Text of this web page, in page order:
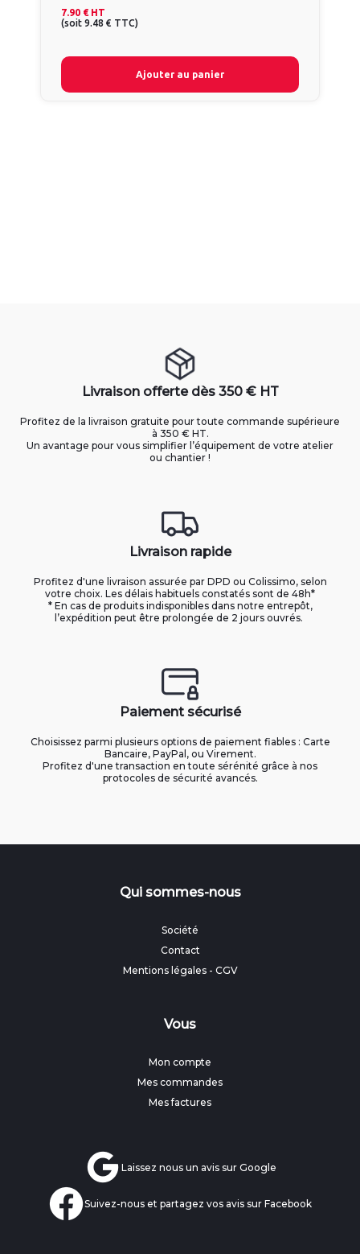
7.90 € HT
(soit 9.48 € TTC)
Ajouter au panier
Livraison offerte dès 350 € HT
Profitez de la livraison gratuite pour toute commande supérieure
à 350 € HT.
Un avantage pour vous simplifier l’équipement de votre atelier
ou chantier !
Livraison rapide
Profitez d'une livraison assurée par DPD ou Colissimo, selon
votre choix. Les délais habituels constatés sont de 48h*
* En cas de produits indisponibles dans notre entrepôt,
l’expédition peut être prolongée de 2 jours ouvrés.
Paiement sécurisé
Choisissez parmi plusieurs options de paiement fiables : Carte
Bancaire, PayPal, ou Virement.
Profitez d'une transaction en toute sérénité grâce à nos
protocoles de sécurité avancés.
Qui sommes-nous
Société
Contact
Mentions légales- CGV
Vous
Mon compte
Mes commandes
Mes factures
Laissez nous un avis sur Google
Suivez-nous et partagez vos avis sur Facebook